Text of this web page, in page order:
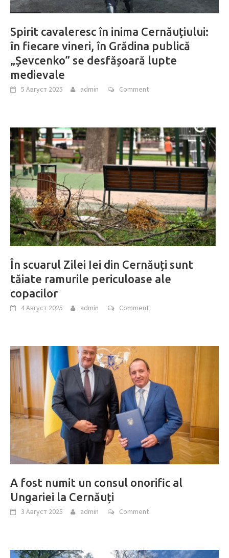
Spirit cavaleresc în inima Cernăuțiului:
în fiecare vineri, în Grădina publică
„Șevcenko” se desfășoară lupte
medievale
5 Август 2025 admin Comment
În scuarul Zilei Iei din Cernăuți sunt
tăiate ramurile periculoase ale
copacilor
4 Август 2025 admin Comment
A fost numit un consul onorific al
Ungariei la Cernăuți
3 Август 2025 admin Comment